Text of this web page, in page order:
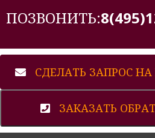
ПОЗВОНИТЬ:
СДЕЛАТЬ ЗАПРОС НА
ЗАКАЗАТЬ